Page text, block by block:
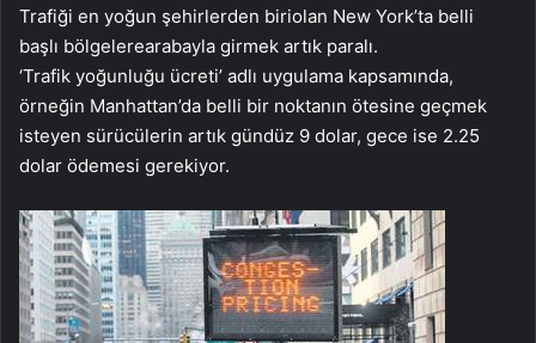
Trafiği en yoğun şehirlerden biriolan New York’ta belli
başlı bölgelerearabayla girmek artık paralı.
‘Trafik yoğunluğu ücreti’ adlı uygulama kapsamında,
örneğin Manhattan’da belli bir noktanın ötesine geçmek
isteyen sürücülerin artık gündüz 9 dolar, gece ise 2.25
dolar ödemesi gerekiyor.